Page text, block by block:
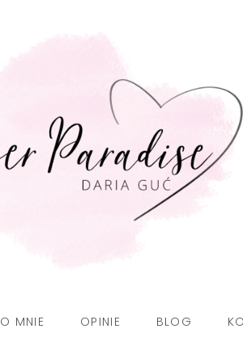
O MNIE OPINIE BLOG